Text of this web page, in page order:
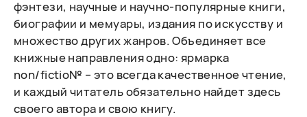
фэнтези, научные и научно-популярные книги,
биографии и мемуары, издания по искусству и
множество других жанров. Объединяет все
книжные направления одно: ярмарка
non/fictio№ – это всегда качественное чтение,
и каждый читатель обязательно найдет здесь
своего автора и свою книгу.